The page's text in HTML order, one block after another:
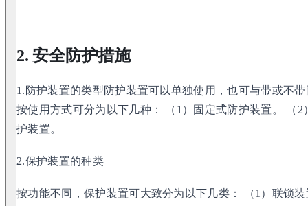
2. 安全防护措施
1.防护装置的类型防护装置可以单独使用，也可与带或不
按使用方式可分为以下几种： （1）固定式防护装置。 （
护装置。
2.保护装置的种类
按功能不同，保护装置可大致分为以下几类： （1）联锁